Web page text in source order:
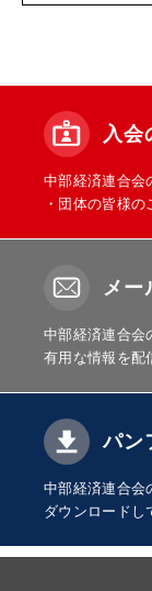
入会
中部経済連合会
・団体の皆様の
メー
中部経済連合会
有用な情報を配
パン
中部経済連合会
ダウンロードし